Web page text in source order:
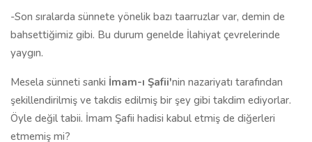
-Son sıralarda sünnete yönelik bazı taarruzlar var, demin de
bahsettiğimiz gibi. Bu durum genelde İlahiyat çevrelerinde
yaygın.
Mesela sünneti sanki İmam-ı Şafii'nin nazariyatı tarafından
şekillendirilmiş ve takdis edilmiş bir şey gibi takdim ediyorlar.
Öyle değil tabii. İmam Şafii hadisi kabul etmiş de diğerleri
etmemiş mi?